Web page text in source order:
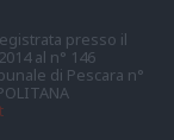
presso il
al n° 146
di Pescara n°